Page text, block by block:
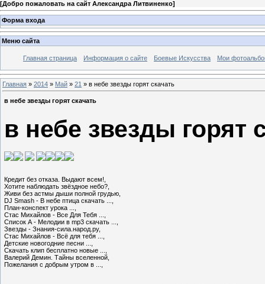
[Добро пожаловать на сайт Александра Литвиненко]
Форма входа
Меню сайта
Главная страница Информация о сайте Боевые Искусства Мои
Главная » 2014 » Май » 21 » в небе звезды горят скачать
в небе звезды горят скачать
в небе звезды горят
Кредит без отказа. Выдают всем!,
Хотите наблюдать звёздное небо?,
Живи без астмы дыши полной грудью,
DJ Smash - В небе птица скачать ...,
План-конспект урока ...,
Стас Михайлов - Все Для Тебя ...,
Список А - Мелодии в mp3 скачать ...,
Звезды - Знания-сила.народ.ру,
Стас Михайлов - Всё для тебя ...,
Детские новогодние песни ...,
Cкачать клип бесплатно новые ...,
Валерий Демин. Тайны вселенной,
Пожелания с добрым утром в ...,